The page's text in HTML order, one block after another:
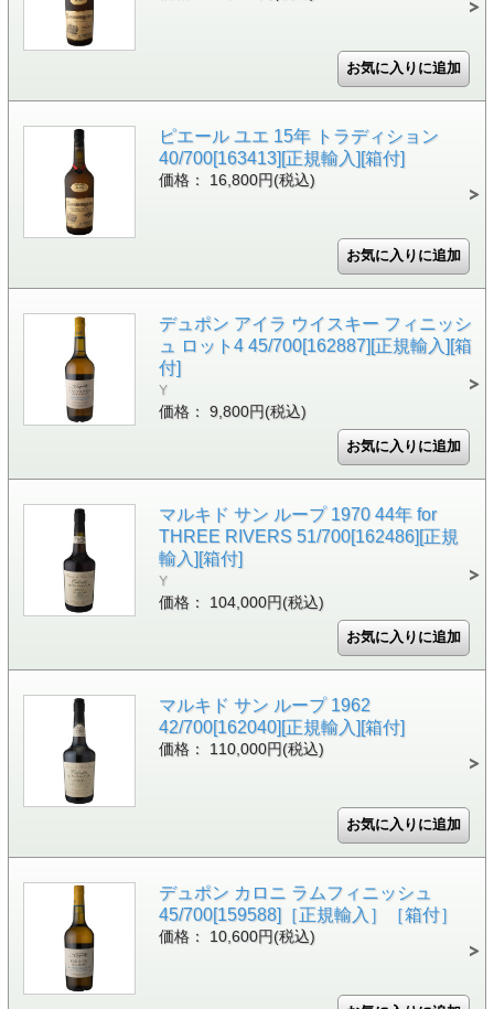
ピエール ユエ 15年 トラディション
40/700[163413][正規輸入][箱付]
価格： 16,800円(税込)
デュポン アイラ ウイスキー フィニッシ
ュ ロット4 45/700[162887][正規輸入][箱
付]
Y
価格： 9,800円(税込)
マルキド サン ループ 1970 44年 for
THREE RIVERS 51/700[162486][正規
輸入][箱付]
Y
価格： 104,000円(税込)
マルキド サン ループ 1962
42/700[162040][正規輸入][箱付]
価格： 110,000円(税込)
デュポン カロニ ラムフィニッシュ
45/700[159588]［正規輸入］［箱付］
価格： 10,600円(税込)